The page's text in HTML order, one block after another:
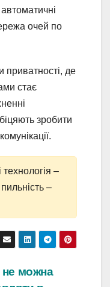
очей по
приватності, де
стає
зробити
–
–
можна